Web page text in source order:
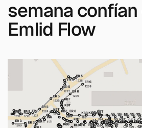
semana confían
Emlid Flow